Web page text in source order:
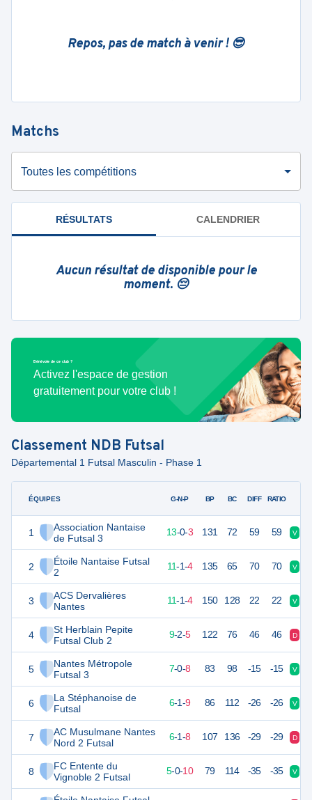
Repos, pas de match à venir ! 😎
Matchs
Toutes les compétitions
RÉSULTATS CALENDRIER
Aucun résultat de disponible pour le
moment. 😔
Bénévole de ce club ?
Activez l'espace de gestion
gratuitement pour votre club !
Classement NDB Futsal
Départemental 1 Futsal Masculin - Phase 1
ÉQUIPES
1
Association Nantaise
de Futsal 3
2
Étoile Nantaise Futsal
2
3
ACS Dervalières
Nantes
4
St Herblain Pepite
Futsal Club 2
5
Nantes Métropole
Futsal 3
6
La Stéphanoise de
Futsal
7
AC Musulmane Nantes
Nord 2 Futsal
8
FC Entente du
Vignoble 2 Futsal
G-N-P BP BC DIFF RATIO
39 16 13-0-3 131 72 59 59 V
34 16 11-1-4 135 65 70 70 V
33 11-1-4 150 128 22 22 V
29 9-2-5 122 76 46 46 D
20 7-0-8 83 98 -15 -15 V
19 6-1-9 86 112 -26 -26 V
15 16 6-1-8 107 136 -29 -29 D
14 5-0-10 79 114 -35 -35 V